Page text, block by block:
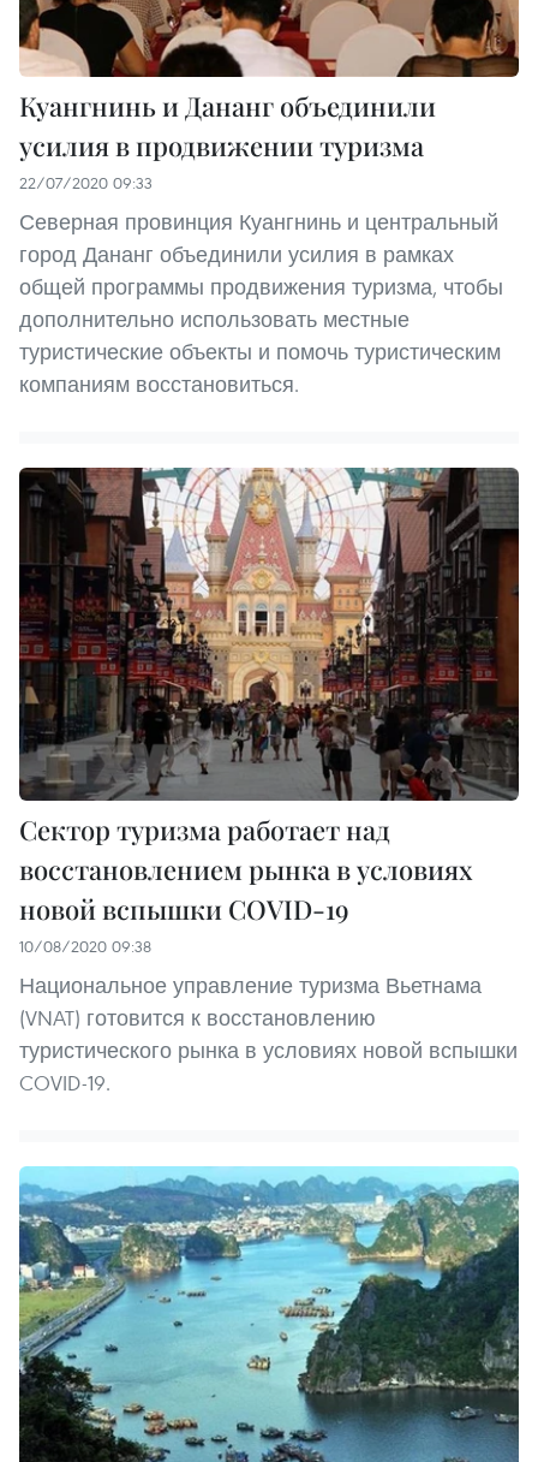
Куангнинь и Дананг объединили
усилия в продвижении туризма
22/07/2020 09:33
Северная провинция Куангнинь и центральный
город Дананг объединили усилия в рамках
общей программы продвижения туризма, чтобы
дополнительно использовать местные
туристические объекты и помочь туристическим
компаниям восстановиться.
Сектор туризма работает над
восстановлением рынка в условиях
новой вспышки COVID-19
10/08/2020 09:38
Национальное управление туризма Вьетнама
(VNAT) готовится к восстановлению
туристического рынка в условиях новой вспышки
COVID-19.